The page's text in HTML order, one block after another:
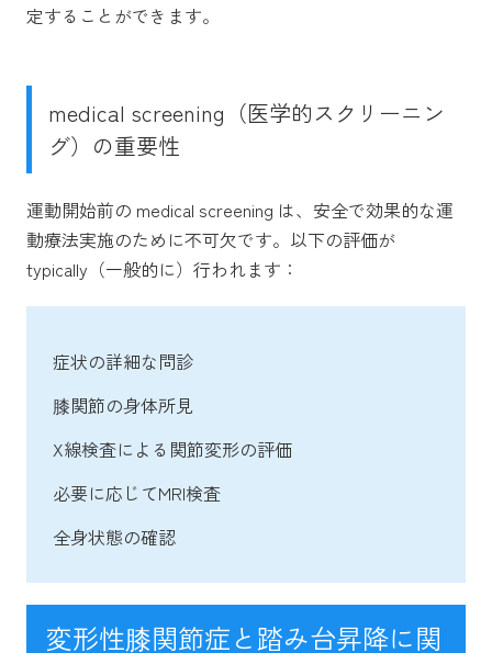
定することができます。
medical screening（医学的スクリーニン
グ）の重要性
運動開始前の medical screening は、安全で効果的な運
動療法実施のために不可欠です。以下の評価が
typically（一般的に）行われます：
症状の詳細な問診
膝関節の身体所見
X線検査による関節変形の評価
必要に応じてMRI検査
全身状態の確認
変形性膝関節症と踏み台昇降に関